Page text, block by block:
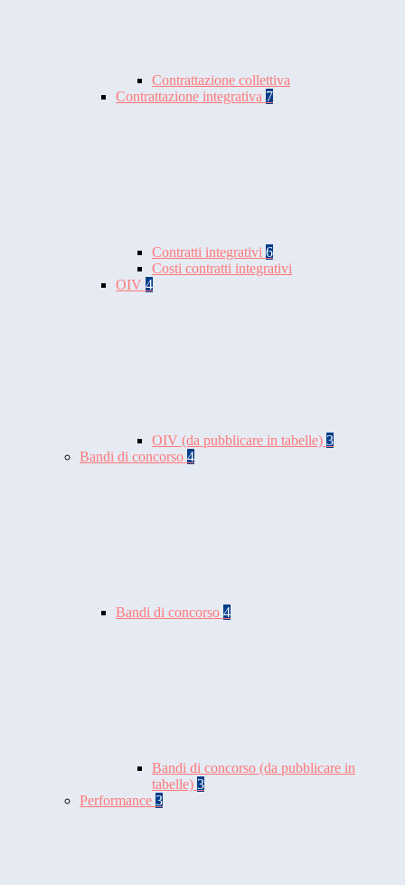
Contrattazione collettiva
Contrattazione integrativa 7
Contratti integrativi 6
Costi contratti integrativi
OIV 4
OIV (da pubblicare in tabelle) 3
Bandi di concorso 4
Bandi di concorso 4
Bandi di concorso (da pubblicare in
tabelle) 3
Performance 3